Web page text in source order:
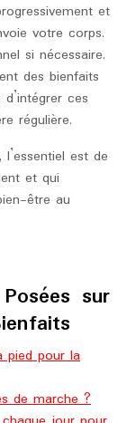
et
votre corps.
si nécessaire.
des bienfaits
ces
régulière.
est de
et qui
être au
sur
pied pour la
de marche ?